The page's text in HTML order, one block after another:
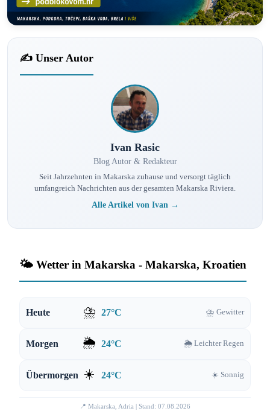
✍️ Unser Autor
Ivan Rasic
Blog Autor & Redakteur
Seit Jahrzehnten in Makarska zuhause und versorgt täglich
umfangreich Nachrichten aus der gesamten Makarska Riviera.
Alle Artikel von Ivan →
🌤️ Wetter in Makarska - Makarska, Kroatien
Heute ⛈️ 27°C ⛈️ Gewitter
Morgen 🌦️ 24°C 🌦️ Leichter Regen
Übermorgen ☀️ 24°C ☀️ Sonnig
📍 Makarska, Adria | Stand: 07.08.2026